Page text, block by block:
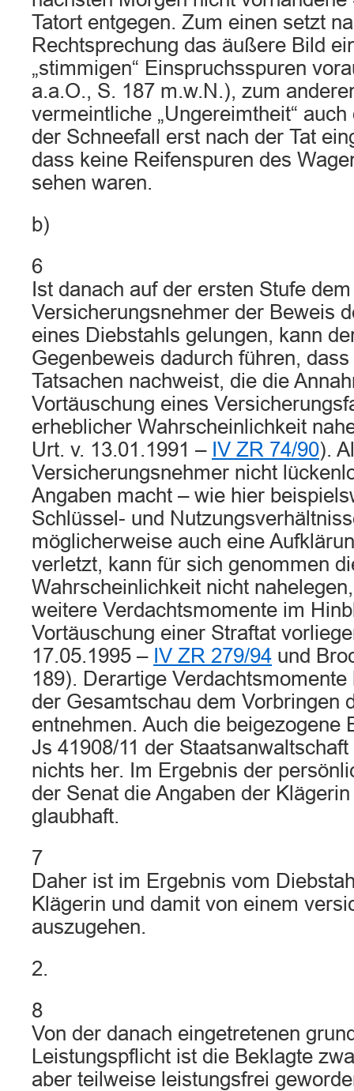
Tatort entgegen. Zum einen setzt
Rechtsprechung das äußere Bild
„stimmigen“ Einspruchsspuren
a.a.O., S. 187 m.w.N.), zum
vermeintliche „Ungereimtheit“
der Schneefall erst nach der Tat
dass keine Reifenspuren des
sehen waren.
b)
6
Ist danach auf der ersten Stufe dem
Versicherungsnehmer der Beweis
eines Diebstahls gelungen, kann
Gegenbeweis dadurch führen,
Tatsachen nachweist, die die
Vortäuschung eines
erheblicher Wahrscheinlichkeit
Urt. v. 13.01.1991 – IV ZR 74/90).
Versicherungsnehmer nicht
Angaben macht – wie hier
Schlüssel- und
möglicherweise auch eine
verletzt, kann für sich genommen
Wahrscheinlichkeit nicht
weitere Verdachtsmomente im
Vortäuschung einer Straftat
17.05.1995 – IV ZR 279/94 und
189). Derartige
der Gesamtschau dem Vorbringen
entnehmen. Auch die beigezogene
Js 41908/11 der
nichts her. Im Ergebnis der
der Senat die Angaben der
glaubhaft.
7
Daher ist im Ergebnis vom
Klägerin und damit von einem
auszugehen.
2.
8
Von der danach eingetretenen
Leistungspflicht ist die Beklagte
aber teilweise leistungsfrei